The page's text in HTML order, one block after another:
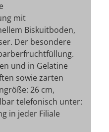
mit
Biskuitboden,
Der besondere
und in Gelatine
sowie zarten
26 cm,
telefonisch unter:
in jeder Filiale